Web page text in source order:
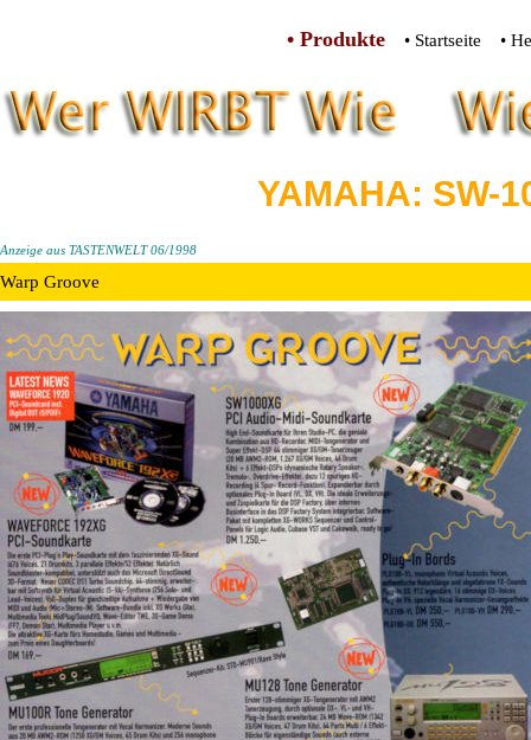
• Produkte • Startseite •
YAMAHA: SW-
Anzeige aus TASTENWELT 06/1998
Warp Groove